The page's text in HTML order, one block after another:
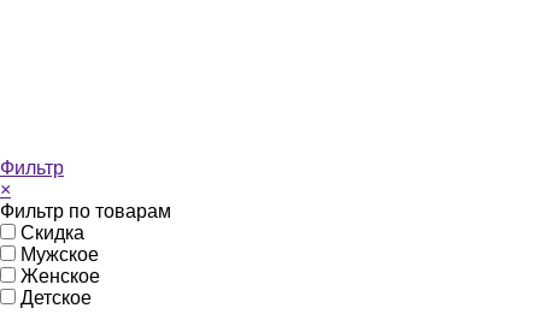
Фильтр
×
Фильтр по товарам
Скидка
Мужское
Женское
Детское